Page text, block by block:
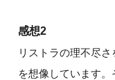
感想2
リストラの理不尽
を想像しています